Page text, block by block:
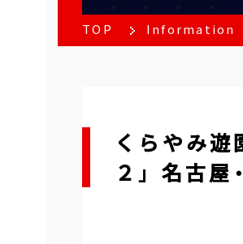
TOP Information
くらやみ遊
２」 名古屋